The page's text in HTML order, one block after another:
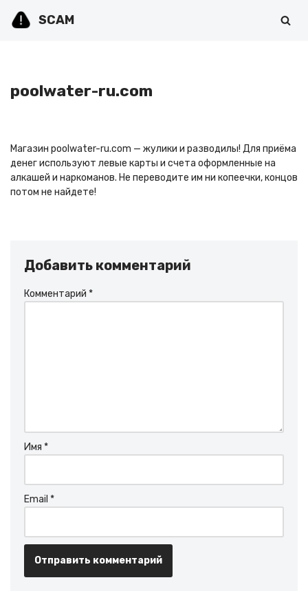
SCAM
poolwater-ru.com
Магазин poolwater-ru.com — жулики и разводилы! Для приёма
денег используют левые карты и счета оформленные на
алкашей и наркоманов. Не переводите им ни копеечки, концов
потом не найдете!
Добавить комментарий
Комментарий *
Имя *
Email *